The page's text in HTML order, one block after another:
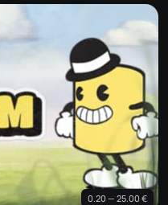
0.20 — 25.00 €